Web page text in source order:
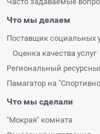
Что мы делаем
Поставщик социальных
Оценка качества услуг
Региональный
Памагатор на
Что мы сделали
"Мокрая" комната